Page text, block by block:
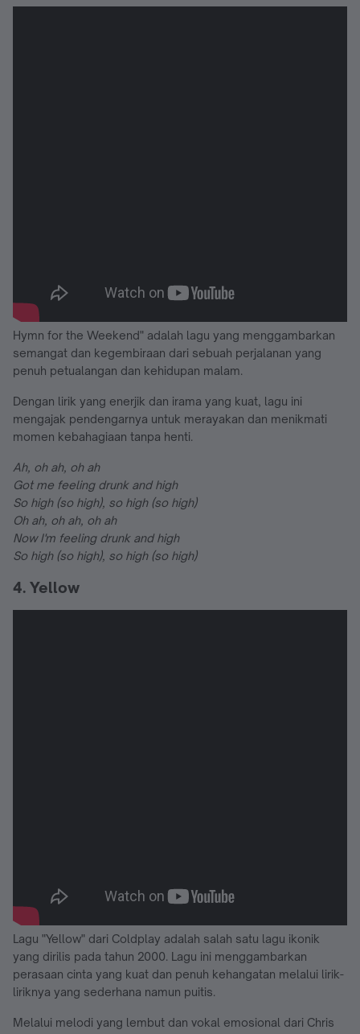
Hymn for the Weekend" adalah lagu yang menggambarkan
semangat dan kegembiraan dari sebuah perjalanan yang
penuh petualangan dan kehidupan malam.
Dengan lirik yang enerjik dan irama yang kuat, lagu ini
mengajak pendengarnya untuk merayakan dan menikmati
momen kebahagiaan tanpa henti.
Ah, oh ah, oh ah
Got me feeling drunk and high
So high (so high), so high (so high)
Oh ah, oh ah, oh ah
Now I'm feeling drunk and high
So high (so high), so high (so high)
4. Yellow
Lagu "Yellow" dari Coldplay adalah salah satu lagu ikonik
yang dirilis pada tahun 2000. Lagu ini menggambarkan
perasaan cinta yang kuat dan penuh kehangatan melalui lirik-
liriknya yang sederhana namun puitis.
Melalui melodi yang lembut dan vokal emosional dari Chris